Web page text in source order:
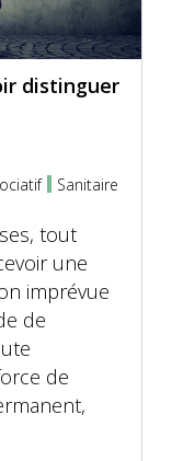
distinguer
Sanitaire
tout
une
imprévue
de
de